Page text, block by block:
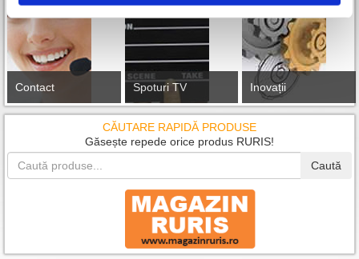
Contact Spoturi TV Inovații
CĂUTARE RAPIDĂ PRODUSE
Găsește repede orice produs RURIS!
Caută